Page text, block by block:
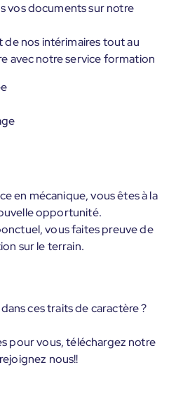
vos documents sur notre
nos intérimaires tout au
avec notre service formation
en mécanique, vous êtes à la
opportunité.
vous faites preuve de
sur le terrain.
ces traits de caractère ?
pour vous, téléchargez notre
nous!!